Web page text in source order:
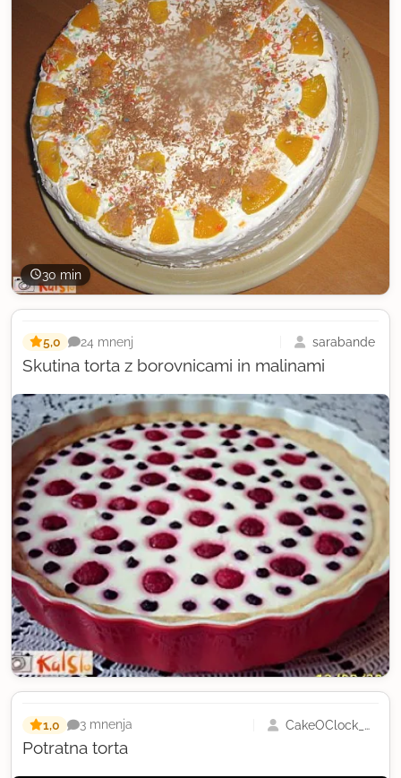
30 min
Skutina torta z borovnicami in malinami
5,0 24 mnenj sarabande
Potratna torta
1,0 3 mnenja CakeOClock_Urška